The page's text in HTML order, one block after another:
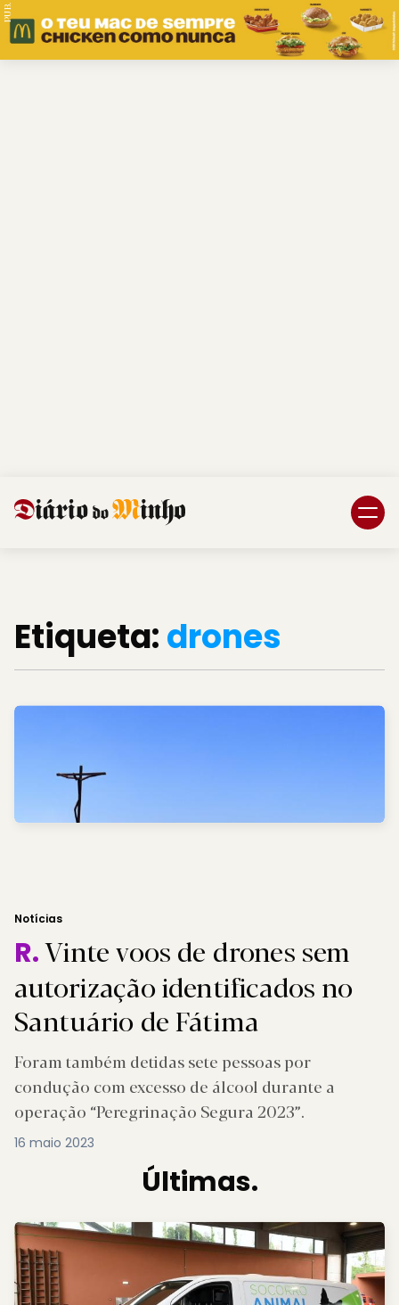
PUB.
Etiqueta:drones
Notícias
R.Vinte voos de drones sem
autorização identificados no
Santuário de Fátima
Foram também detidas sete pessoas por
condução com excesso de álcool durante a
operação “Peregrinação Segura 2023”.
16 maio 2023
Últimas.